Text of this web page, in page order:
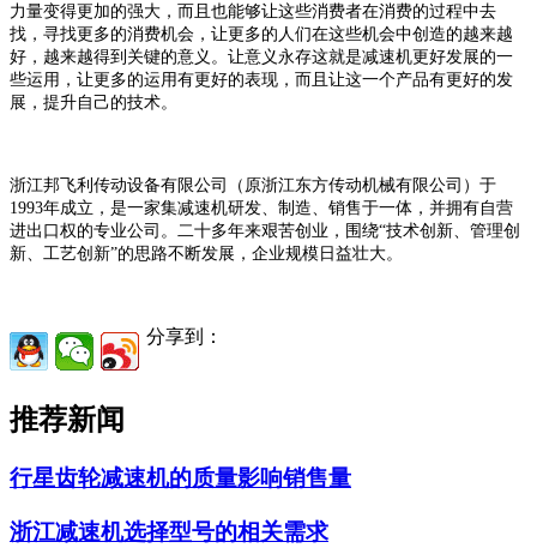
力量变得更加的强大，而且也能够让这些消费者在消费的过程中去
找，寻找更多的消费机会，让更多的人们在这些机会中创造的越来越
好，越来越得到关键的意义。让意义永存这就是减速机更好发展的一
些运用，让更多的运用有更好的表现，而且让这一个产品有更好的发
展，提升自己的技术。
浙江邦飞利传动设备有限公司（原浙江东方传动机械有限公司）于
1993年成立，是一家集减速机研发、制造、销售于一体，并拥有自营
进出口权的专业公司。二十多年来艰苦创业，围绕“技术创新、管理创
新、工艺创新”的思路不断发展，企业规模日益壮大。
分享到：
推荐新闻
行星齿轮减速机的质量影响销售量
浙江减速机选择型号的相关需求